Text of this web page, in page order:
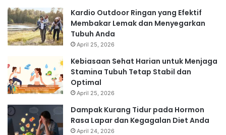
Kardio Outdoor Ringan yang Efektif
Membakar Lemak dan Menyegarkan
Tubuh Anda
April 25, 2026
Kebiasaan Sehat Harian untuk Menjaga
Stamina Tubuh Tetap Stabil dan
Optimal
April 25, 2026
Dampak Kurang Tidur pada Hormon
Rasa Lapar dan Kegagalan Diet Anda
April 24, 2026